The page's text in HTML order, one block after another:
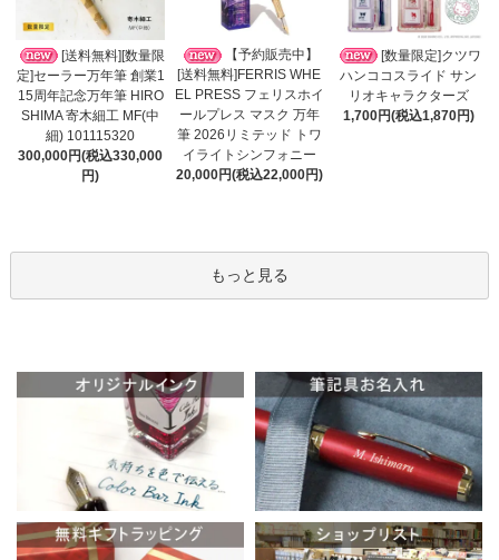
[送料無料][数量限
定]セーラー万年筆 創業1
15周年記念万年筆 HIRO
SHIMA 寄木細工 MF(中
細) 101115320
300,000円(税込330,000
円)
【予約販売中】
[送料無料]FERRIS WHE
EL PRESS フェリスホイ
ールプレス マスク 万年
筆 2026リミテッド トワ
イライトシンフォニー
20,000円(税込22,000円)
[数量限定]クツワ
ハンココスライド サン
リオキャラクターズ
1,700円(税込1,870円)
もっと見る